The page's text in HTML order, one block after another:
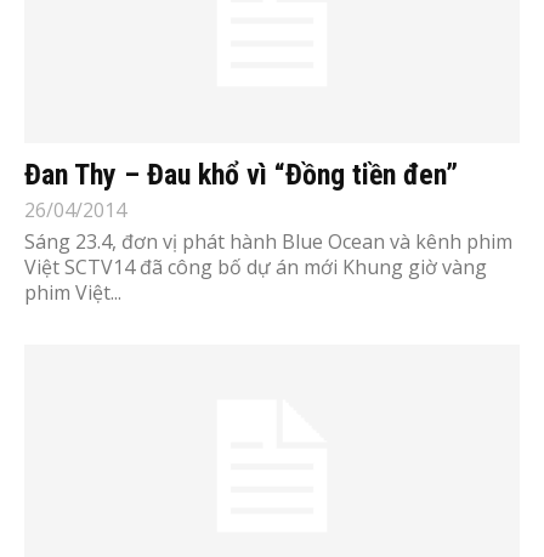
Đan Thy – Đau khổ vì “Đồng tiền đen”
26/04/2014
Sáng 23.4, đơn vị phát hành Blue Ocean và kênh phim
Việt SCTV14 đã công bố dự án mới Khung giờ vàng
phim Việt...